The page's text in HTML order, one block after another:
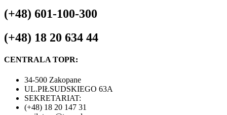
(+48) 601-100-300
(+48) 18 20 634 44
CENTRALA TOPR:
34-500 Zakopane
UL.PIŁSUDSKIEGO 63A
SEKRETARIAT:
(+48) 18 20 147 31